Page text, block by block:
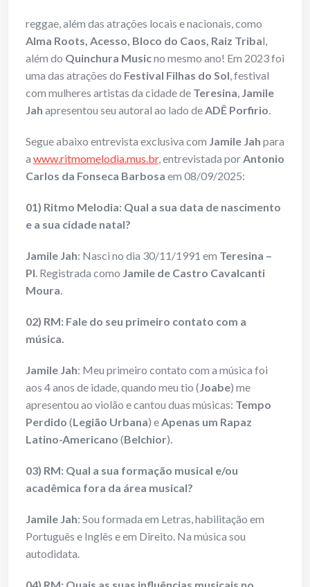
reggae, além das atrações locais e nacionais, como
Alma Roots, Acesso, Bloco do Caos, Raiz Tribal,
além do Quinchura Musicno mesmo ano! Em 2023 foi
uma das atrações do Festival Filhas do Sol, festival
com mulheres artistas da cidade de Teresina, Jamile
Jah apresentou seu autoral ao lado deADÊ Porfirio.
Segue abaixo entrevista exclusiva com Jamile Jah para
a www.ritmomelodia.mus.br, entrevistada porAntonio
Carlos da Fonseca Barbosa em 08/09/2025:
01) Ritmo Melodia: Qual a sua data de nascimento
e a sua cidade natal?
Jamile Jah: Nasci no dia 30/11/1991 em Teresina –
PI. Registrada como Jamile de Castro Cavalcanti
Moura.
02) RM: Fale do seu primeiro contato com a
música.
Jamile Jah: Meu primeiro contato com a música foi
aos 4 anos de idade, quando meu tio (Joabe) me
apresentou ao violão e cantou duas músicas: Tempo
Perdido (Legião Urbana) eApenas um Rapaz
Latino-Americano (Belchior).
03) RM: Qual a sua formação musical e/ou
acadêmica fora da área musical?
Jamile Jah: Sou formada em Letras, habilitação em
Português e Inglês e em Direito. Na música sou
autodidata.